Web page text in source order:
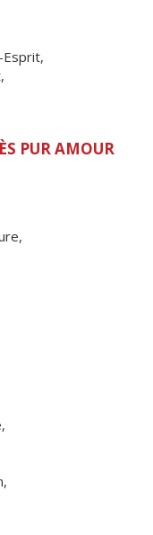
Esprit,
PUR AMOUR